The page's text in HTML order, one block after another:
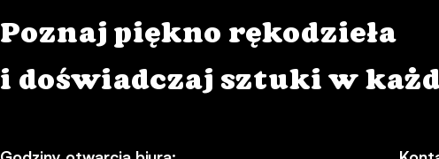
Poznaj piękno rękodzieła
i doświadczaj sztuki w